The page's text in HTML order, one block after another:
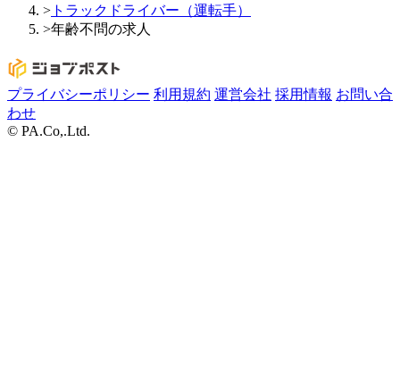
> トラックドライバー（運転手）
>年齢不問の求人
プライバシーポリシー 利用規約 運営会社 採用情報 お問い合
わせ
© PA.Co,.Ltd.